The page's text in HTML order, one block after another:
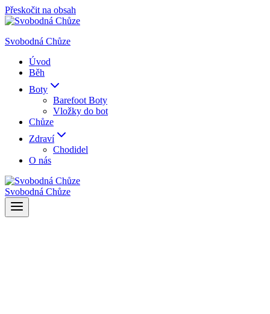
Přeskočit na obsah
Svobodná Chůze
Úvod
Běh
Boty
Barefoot Boty
Vložky do bot
Chůze
Zdraví
Chodidel
O nás
Svobodná Chůze